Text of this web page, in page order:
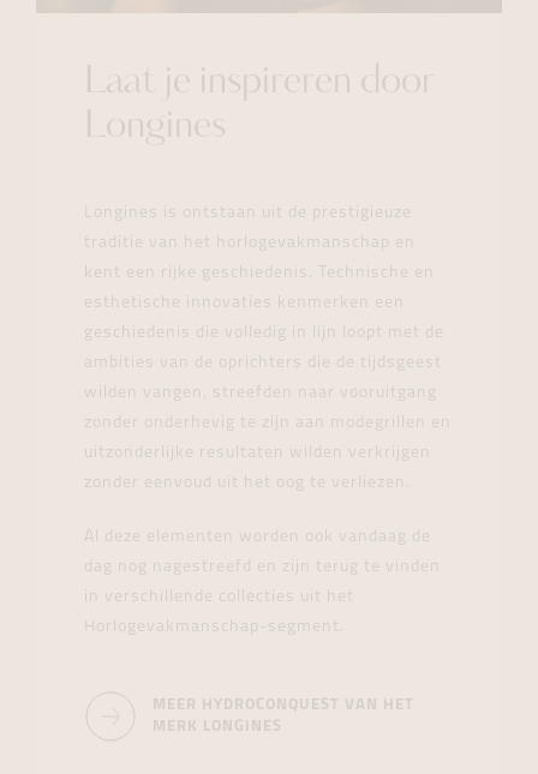
Laat je inspireren door
Longines
Longines is ontstaan uit de prestigieuze
traditie van het horlogevakmanschap en
kent een rijke geschiedenis. Technische en
esthetische innovaties kenmerken een
geschiedenis die volledig in lijn loopt met de
ambities van de oprichters die de tijdsgeest
wilden vangen, streefden naar vooruitgang
zonder onderhevig te zijn aan modegrillen en
uitzonderlijke resultaten wilden verkrijgen
zonder eenvoud uit het oog te verliezen.
Al deze elementen worden ook vandaag de
dag nog nagestreefd en zijn terug te vinden
in verschillende collecties uit het
Horlogevakmanschap-segment.
MEER HYDROCONQUEST VAN HET
MERK LONGINES